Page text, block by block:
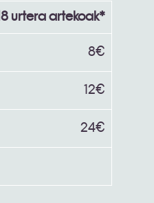
18 urtera artekoak*
8€
12€
24€